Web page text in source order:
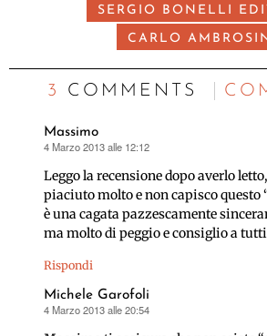
SERGIO BONELLI
CARLO
3 COMMENTS C
Massimo
ha
detto:
4 Marzo 2013 alle 12:12
Leggo la recensione dopo averlo
piaciuto molto e non capisco questo
è una cagata pazzescamente
ma molto di peggio e consiglio a
Rispondi
Michele Garofoli
ha
detto:
4 Marzo 2013 alle 20:54